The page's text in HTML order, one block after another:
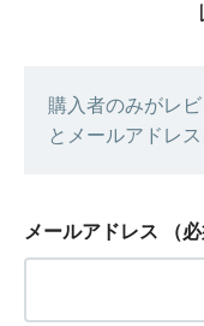
購入者のみがレ
とメールアドレ
メールアドレス （